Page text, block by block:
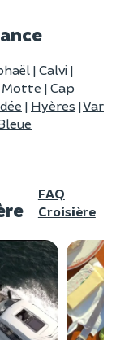
| Calvi |
Motte | Cap
| Hyères |Var
FAQ
Croisière